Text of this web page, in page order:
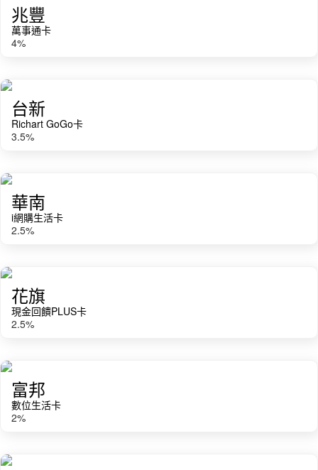
兆豐
萬事通卡
4%
台新
Richart GoGo卡
3.5%
華南
i網購生活卡
2.5%
花旗
現金回饋PLUS卡
2.5%
富邦
數位生活卡
2%